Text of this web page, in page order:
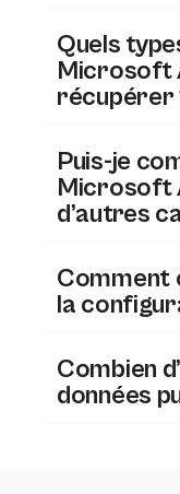
Quels
Microsoft
récupérer
Puis-je
Microsoft
d’autres
Comment
la
Combien
données